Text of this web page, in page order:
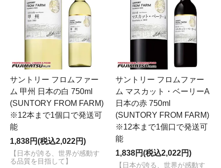
サントリー フロムファー
ム 甲州 日本の白 750ml
(SUNTORY FROM FARM)
※12本まで1個口で発送可
能
1,838円(税込2,022円)
【日本が誇る、世界が感動す
る品質を目指して】
サントリー フロムファー
ム マスカット・ベーリーA
日本の赤 750ml
(SUNTORY FROM FARM)
※12本まで1個口で発送可
能
1,838円(税込2,022円)
【日本が誇る、世界が感動す